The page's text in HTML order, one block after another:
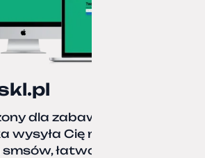
dla zabawy i realnej
wysyła Cię na zakupy,
łatwo coś pominać,